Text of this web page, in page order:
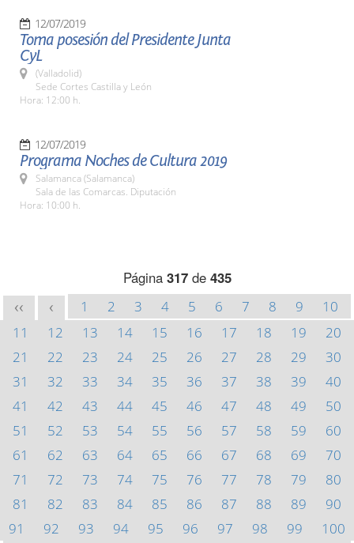
12/07/2019
Toma posesión del Presidente Junta
CyL
(Valladolid)
Sede Cortes Castilla y León
Hora: 12:00 h.
12/07/2019
Programa Noches de Cultura 2019
Salamanca (Salamanca)
Sala de las Comarcas. Diputación
Hora: 10:00 h.
Página 317de 435
<< < 1 2 3 4 5 6 7 8 9
10
11
12 13 14 15 16 17 18 19
20
21
22 23 24 25 26 27 28 29
30
31
32 33 34 35 36 37 38 39
40
41
42 43 44 45 46 47 48 49
50
51
52 53 54 55 56 57 58 59
60
61
62 63 64 65 66 67 68 69
70
71
72 73 74 75 76 77 78 79
80
81
82 83 84 85 86 87 88 89
90
91
92 93 94 95 96 97 98 99
100